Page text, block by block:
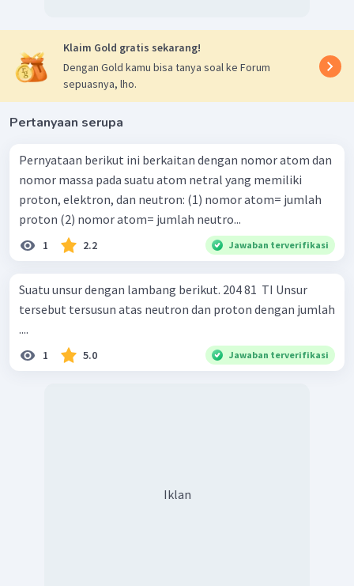
Klaim Gold gratis sekarang!
Dengan Gold kamu bisa tanya soal ke Forum
sepuasnya, lho.
Pertanyaan serupa
Pernyataan berikut ini berkaitan dengan nomor atom dan
nomor massa pada suatu atom netral yang memiliki
proton, elektron, dan neutron: (1) nomor atom= jumlah
proton (2) nomor atom= jumlah neutro...
1 2.2 Jawaban terverifikasi
Suatu unsur dengan lambang berikut. 204 81 ​ TI Unsur
tersebut tersusun atas neutron dan proton dengan jumlah
....
1 5.0 Jawaban terverifikasi
Iklan